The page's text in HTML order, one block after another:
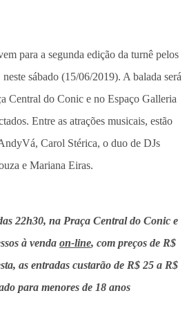
para a segunda edição da turnê pelos
sábado (15/06/2019). A balada será
Central do Conic e no Espaço Galleria
Entre as atrações musicais, estão
Carol Stérica, o duo de DJs
e Mariana Eiras.
22h30, na Praça Central do Conic e
à venda on-line, com preços de R$
as entradas custarão de R$ 25 a R$
para menores de 18 anos